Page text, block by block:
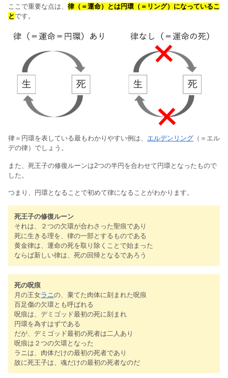
ここで重要な点は、 律（＝運命）とは円環（＝リング）になっているこ
とです。
律＝円環を表している最もわかりやすい例は、 エルデンリング （＝エル
デの律）でしょう。
また、死王子の修復ルーンは2つの半円を合わせて円環となったもので
した。
つまり、円環となることで初めて律になることがわかります。
死王子の修復ルーン
それは、２つの欠環が合わさった聖痕であり
死に生きる理を、律の一部とするものである
黄金律は、運命の死を取り除くことで始まった
ならば新しい律は、死の回帰となるであろう
死の呪痕
月の王女ラニ の、棄てた肉体に刻まれた呪痕
百足傷の欠環とも呼ばれる
呪痕は、デミゴッド最初の死に刻まれ
円環を為すはずである
だが、デミゴッド最初の死者は二人あり
呪痕は２つの欠環となった
ラニは、肉体だけの最初の死者であり
故に死王子は、魂だけの最初の死者なのだ